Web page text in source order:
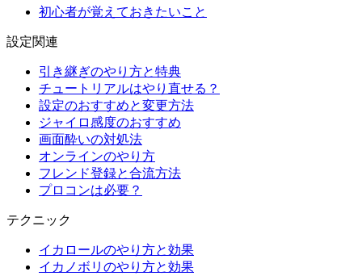
初心者が覚えておきたいこと
設定関連
引き継ぎのやり方と特典
チュートリアルはやり直せる？
設定のおすすめと変更方法
ジャイロ感度のおすすめ
画面酔いの対処法
オンラインのやり方
フレンド登録と合流方法
プロコンは必要？
テクニック
イカロールのやり方と効果
イカノボリのやり方と効果